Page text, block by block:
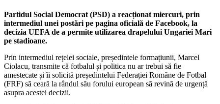
Partidul Social Democrat (PSD) a reacționat miercuri, prin
intermediul unei postări pe pagina oficială de Facebook, la
decizia UEFA de a permite utilizarea drapelului Ungariei Mari
pe stadioane.
Prin intermediul rețelei sociale, președintele formațiunii, Marcel
Ciolacu, transmite că fotbalul și politica nu ar trebui să fie
amestecate și îi solicită președintelui Federației Române de Fotbal
(FRF) să ceară la rândul său forului european să revină de urgență
asupra acestei decizii.